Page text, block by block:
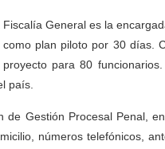
General es la
plan piloto por 30 días.
para 80
país.
Gestión Procesal Penal,
números telefónicos,